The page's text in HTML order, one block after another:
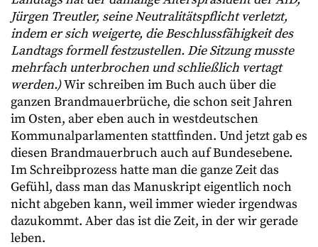
Jürgen Treutler, seine Neutralitätspflicht verletzt,
indem er sich weigerte, die Beschlussfähigkeit des
Landtags formell festzustellen. Die Sitzung musste
mehrfach unterbrochen und schließlich vertagt
werden.)Wir schreiben im Buch auch über die
ganzen Brandmauerbrüche, die schon seit Jahren
im Osten, aber eben auch in westdeutschen
Kommunalparlamenten stattfinden. Und jetzt gab es
diesen Brandmauerbruch auch auf Bundesebene.
Im Schreibprozess hatte man die ganze Zeit das
Gefühl, dass man das Manuskript eigentlich noch
nicht abgeben kann, weil immer wieder irgendwas
dazukommt. Aber das ist die Zeit, in der wir gerade
leben.